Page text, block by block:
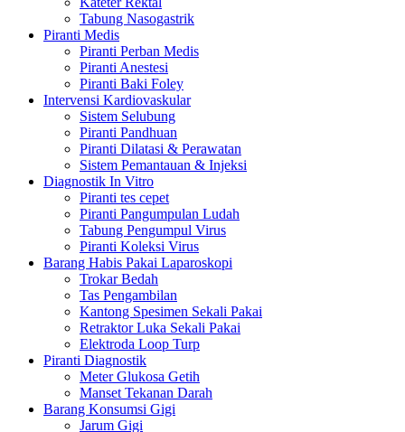
Tabung Nasogastrik
Piranti Medis
Piranti Perban Medis
Piranti Anestesi
Piranti Baki Foley
Intervensi Kardiovaskular
Sistem Selubung
Piranti Pandhuan
Piranti Dilatasi & Perawatan
Sistem Pemantauan & Injeksi
Diagnostik In Vitro
Piranti tes cepet
Piranti Pangumpulan Ludah
Tabung Pengumpul Virus
Piranti Koleksi Virus
Barang Habis Pakai Laparoskopi
Trokar Bedah
Tas Pengambilan
Kantong Spesimen Sekali Pakai
Retraktor Luka Sekali Pakai
Elektroda Loop Turp
Piranti Diagnostik
Meter Glukosa Getih
Manset Tekanan Darah
Barang Konsumsi Gigi
Jarum Gigi